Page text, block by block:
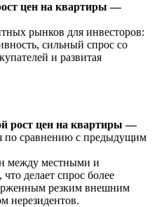
цен на квартиры —
рынков для инвесторов:
сильный спрос со
и развитая
рост цен на квартиры —
по сравнению с предыдущим
между местными и
делает спрос более
резким внешним
нерезидентов.